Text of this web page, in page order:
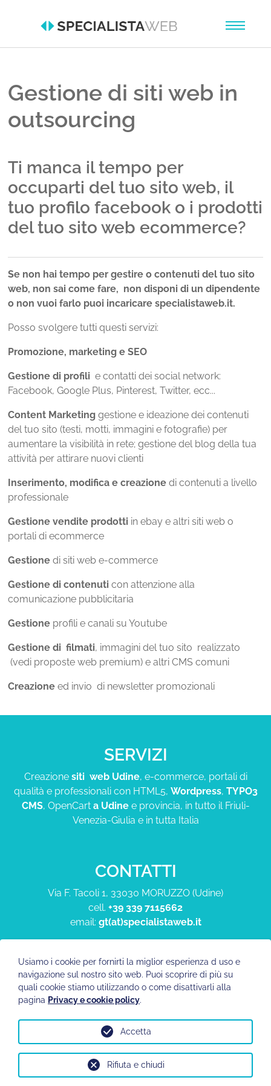
Gestione di siti web in
outsourcing
Ti manca il tempo per
occuparti del tuo sito web, il
tuo profilo facebook o i prodotti
del tuo sito web ecommerce?
Se non hai tempo per gestire o contenuti del tuo sito
web, non sai come fare, non disponi di un dipendente
o non vuoi farlo puoi incaricare specialistaweb.it.
Posso svolgere tutti questi servizi:
Promozione, marketing e SEO
Gestione di profili e contatti dei social network:
Facebook, Google Plus, Pinterest, Twitter, ecc...
Content Marketing gestione e ideazione dei contenuti
del tuo sito (testi, motti, immagini e fotografie) per
aumentare la visibilità in rete; gestione del blog della tua
attività per attirare nuovi clienti
Inserimento, modifica e creazione di contenuti a livello
professionale
Gestione vendite prodotti in ebay e altri siti web o
portali di ecommerce
Gestione di siti web e-commerce
Gestione di contenuti con attenzione alla
comunicazione pubblicitaria
Gestione profili e canali su Youtube
Gestione di filmati, immagini del tuo sito realizzato
(vedi proposte web premium) e altri CMS comuni
Creazione ed invio di newsletter promozionali
SERVIZI
Creazione siti web Udine, e-commerce, portali di
qualità e professionali con HTML5, Wordpress, TYPO3
CMS, OpenCart a Udinee provincia, in tutto il Friuli-
Venezia-Giulia e in tutta Italia
CONTATTI
Via F. Tacoli 1, 33030 MORUZZO (Udine)
cell. +39 339 7115662
email: gt(at)specialistaweb.it
FOLLOW ME
© 1994-2026, SPECIALISTAWEB.IT P.IVA. 02741310300Copyright/
Usiamo i cookie per fornirti la miglior esperienza d uso e
navigazione sul nostro sito web. Puoi scoprire di più su
quali cookie stiamo utilizzando o come disattivarli alla
pagina Privacy e cookie policy.
Rifiuta e chiudi
Accetta